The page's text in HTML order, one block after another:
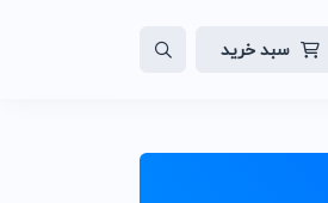
سبد خرید